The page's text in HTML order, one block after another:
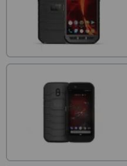
GUÍA DE COMPRA
HORARIO de TIENDA:
Lunes a Viernes 09:30h a
También atendemos
REGISTRO